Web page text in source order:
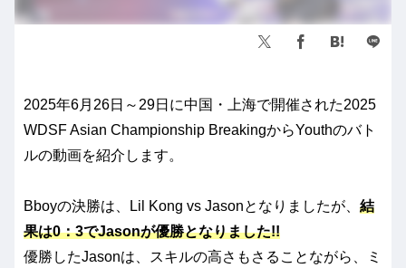
2025年6月26日～29日に中国・上海で開催された2025
WDSF Asian Championship BreakingからYouthのバト
ルの動画を紹介します。
Bboyの決勝は、Lil Kong vs Jasonとなりましたが、 結
果は0：3でJasonが優勝となりました!!
優勝したJasonは、スキルの高さもさることながら、ミ